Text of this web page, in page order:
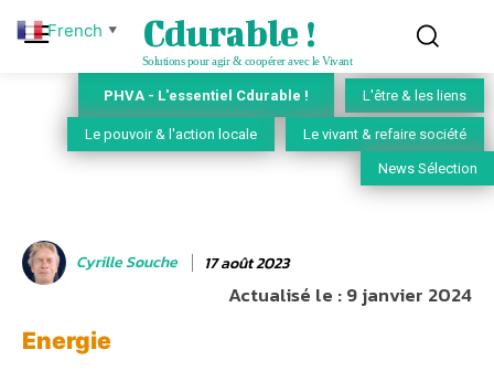
Cdurable !
Solutions pour agir & coopérer avec le Vivant
PHVA - L'essentiel Cdurable ! L'être & les liens
Le pouvoir & l'action locale Le vivant & refaire société
News Sélection
Cyrille Souche 17 août 2023
Actualisé le :9 janvier 2024
Energie
French ▼